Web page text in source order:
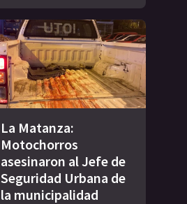
La Matanza:
Motochorros
asesinaron al Jefe de
Seguridad Urbana de
la municipalidad